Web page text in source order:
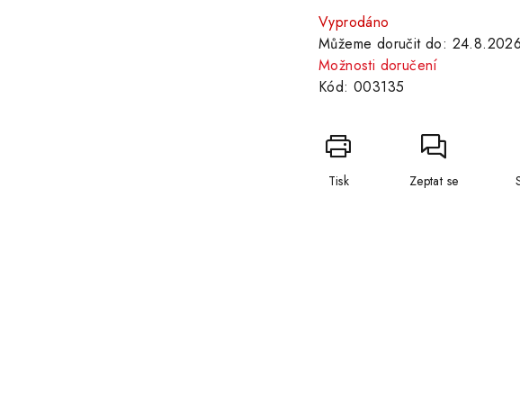
cena:
Vyprodáno
Můžeme doručit do: 24.8.2026
Možnosti doručení
Kód: 003135
Tisk Zeptat se